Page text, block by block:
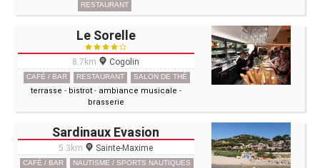
RESTAURANT
Le Sorelle
8.7km Cogolin
CAFÉ / BAR RESTAURANT SALON DE THÉ
terrasse - bistrot - ambiance musicale -
brasserie
Sardinaux Evasion
5.3km Sainte-Maxime
CAFÉ / BAR
NAUTISME / SPORTS NAUTIQUES